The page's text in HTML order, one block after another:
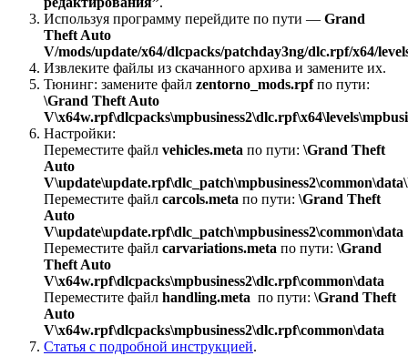
Используя программу перейдите по пути — Grand
Theft Auto
V/mods/update/x64/dlcpacks/patchday3ng/dlc.rpf/x64/
Извлеките файлы из скачанного архива и замените их.
Тюнинг: замените файл zentorno_mods.rpfпо пути:
\Grand Theft Auto
Настройки:
Переместите файл vehicles.meta по пути: \Grand Theft
Auto
Переместите файл carcols.meta по пути: \Grand Theft
Auto
V\update\update.rpf\dlc_patch\mpbusiness2\common\data
Переместите файл carvariations.meta по пути: \Grand
Theft Auto
V\x64w.rpf\dlcpacks\mpbusiness2\dlc.rpf\common\data
Переместите файл handling.meta по пути: \Grand Theft
Auto
V\x64w.rpf\dlcpacks\mpbusiness2\dlc.rpf\common\data
Статья с подробной инструкцией.